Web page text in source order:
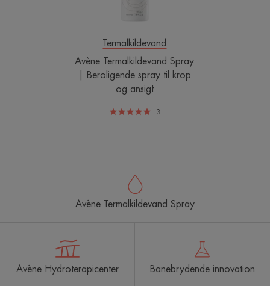
krop
ansigt
Termalkildevand
Avène Termalkildevand Spray
| Beroligende spray til krop
og ansigt
3
Avène Termalkildevand Spray
Avène Hydroterapicenter Banebrydende innovation